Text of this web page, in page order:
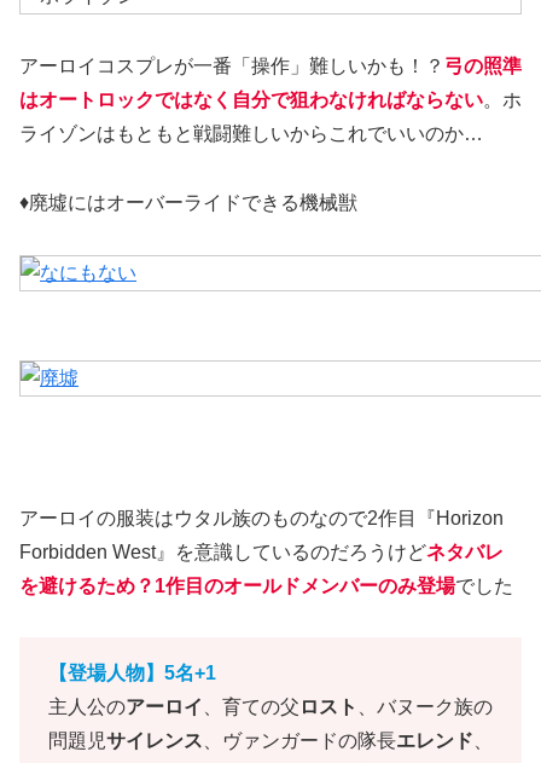
アーロイコスプレが一番「操作」難しいかも！？ 弓の照準
はオートロックではなく自分で狙わなければならない。ホ
ライゾンはもともと戦闘難しいからこれでいいのか…
♦廃墟にはオーバーライドできる機械獣
アーロイの服装はウタル族のものなので2作目『Horizon
Forbidden West』を意識しているのだろうけどネタバレ
を避けるため？1作目のオールドメンバーのみ登場でした
【登場人物】5名+1
主人公のアーロイ 、育ての父 ロスト
、バヌーク族の
問題児サイレンス 、ヴァンガードの隊長エレンド